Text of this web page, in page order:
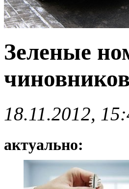
Зеленые
чиновников
18.11.2012,
актуально: